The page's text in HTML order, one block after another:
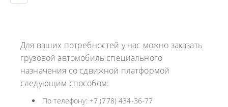
Для ваших потребностей у нас можно заказать
грузовой автомобиль специального
назначения со сдвижной платформой
следующим способом:
По телефону: +7 (778) 434-36-77